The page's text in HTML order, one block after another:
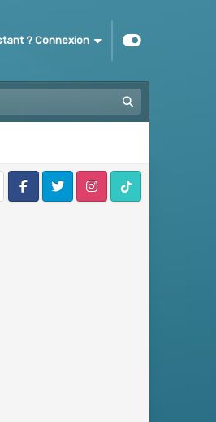
? Connexion
FacebookTwitter InstagramTik Tok